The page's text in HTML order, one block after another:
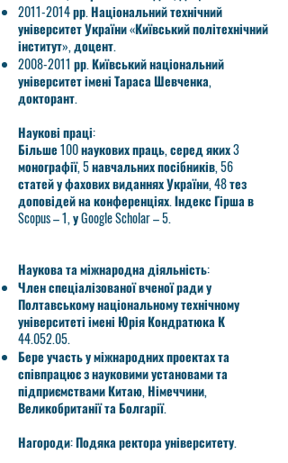
2011-2014рр. Національний технічний
університет України «Київський політехнічний
інститут», доцент.
2008-2011 рр. Київський національний
університет імені Тараса Шевченка,
докторант.
Наукові праці:
Більше 100 наукових праць, серед яких 3
монографії, 5 навчальних посібників, 56
статей у фахових виданнях України, 48 тез
доповідей на конференціях. Індекс Гірша в
Scopus – 1, у Google Scholar – 5.
Наукова та міжнародна діяльність:
Член спеціалізованої вченої ради у
Полтавському національному технічному
університеті імені Юрія Кондратюка К
44.052.05.
Бере участь у міжнародних проектах та
співпрацює з науковими установами та
підприємствами Китаю, Німеччини,
Великобританії та Болгарії.
Нагороди:Подяка ректора університету.